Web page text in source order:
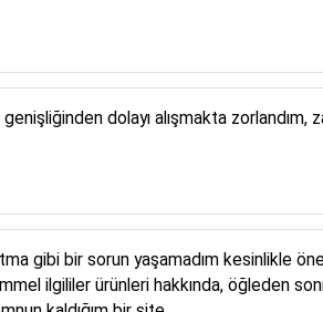
dolayı alışmakta zorlandım,
gibi bir sorun yaşamadım kesinlikle
ilgililer ürünleri hakkında, öğleden